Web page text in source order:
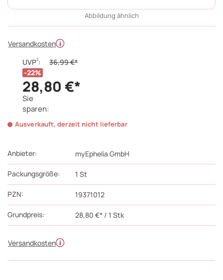
Abbildung ähnlich
Versandkosten
Versandkosten
Anbieter: myEphelia GmbH
Packungsgröße: 1 St
PZN: 19371012
Grundpreis: 28,80 €* / 1 Stk
UVP2: 36,99 €*
28,80 €*
Sie
sparen:
22%
Ausverkauft, derzeit nicht lieferbar